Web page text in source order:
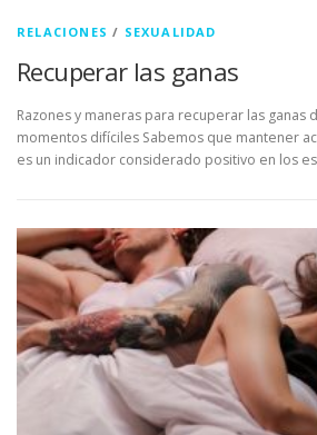
RELACIONES / SEXUALIDAD
Recuperar las ganas
Razones y maneras para recuperar las ganas
momentos difíciles Sabemos que mantener
es un indicador considerado positivo en los